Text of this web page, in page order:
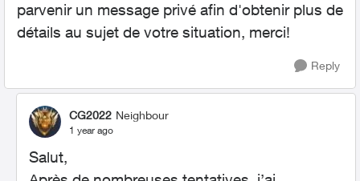
parvenir un message privé afin d'obtenir plus de
détails au sujet de votre situation, merci!
Reply
CG2022 Neighbour
1 year ago
Salut,